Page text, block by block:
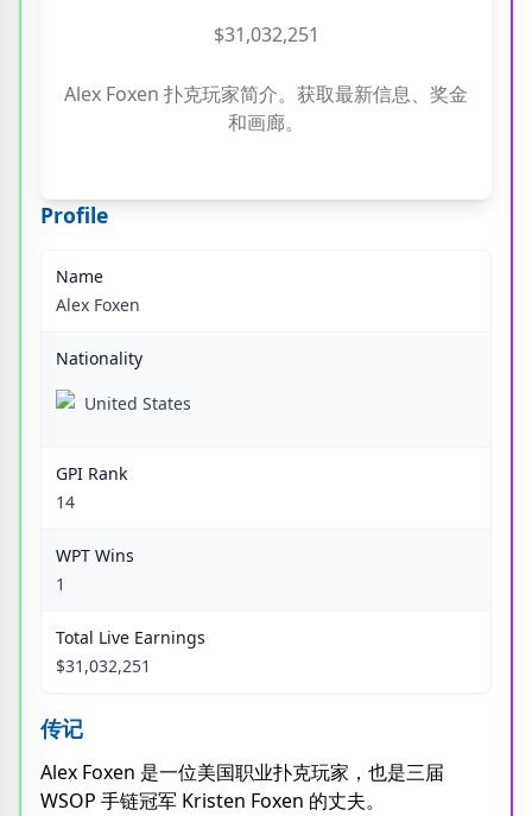
$31,032,251
Alex Foxen 扑克玩家简介。获取最新信息、奖金
和画廊。
Profile
Name
Alex Foxen
Nationality
United States
GPI Rank
14
WPT Wins
1
Total Live Earnings
$31,032,251
传记
Alex Foxen 是一位美国职业扑克玩家，也是三届
WSOP 手链冠军 Kristen Foxen 的丈夫。